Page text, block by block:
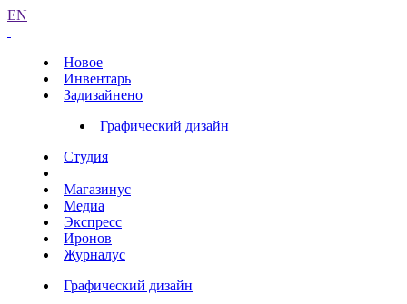
EN
Новое
Инвентарь
Задизайнено
Графический дизайн
Студия
Магазинус
Медиа
Экспресс
Иронов
Журналус
Графический дизайн